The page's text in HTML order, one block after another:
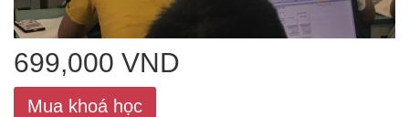
Google Sheet
699,000 VND
Mua khoá học